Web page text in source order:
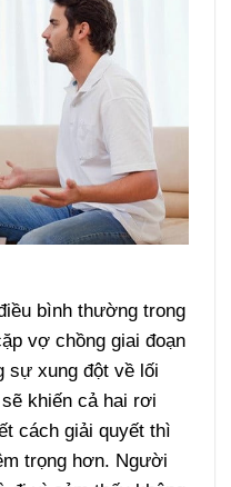
bình thường trong
vợ chồng giai đoạn
sự xung đột về lối
khiến cả hai rơi
cách giải quyết thì
trọng hơn. Người